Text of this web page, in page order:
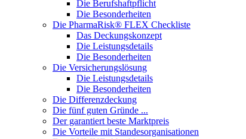
Die Berufshaftpflicht
Die Besonderheiten
Die PharmaRisk® FLEX Checkliste
Das Deckungskonzept
Die Leistungsdetails
Die Besonderheiten
Die Versicherungslösung
Die Leistungsdetails
Die Besonderheiten
Die Differenzdeckung
Die fünf guten Gründe ...
Der garantiert beste Marktpreis
Die Vorteile mit Standesorganisationen